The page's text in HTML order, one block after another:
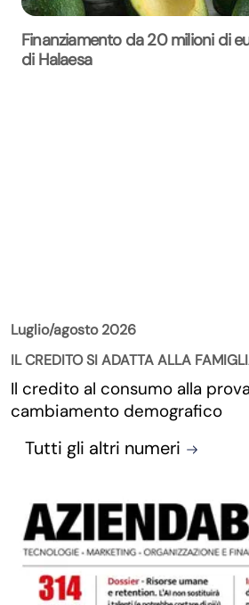
Finanziamento da 20 milioni di
di Halaesa
Luglio/agosto 2026
IL CREDITO SI ADATTA ALLA
Il credito al consumo alla
cambiamento demografico
Tutti gli altri numeri